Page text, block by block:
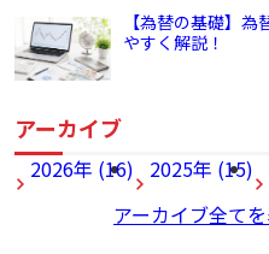
【為替の基礎】
やすく解説！
アーカイブ
2026年 (16) 2025年 (15)
アーカイブ全て